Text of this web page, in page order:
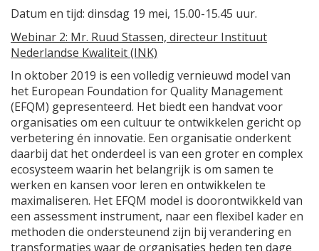
Datum en tijd: dinsdag 19 mei, 15.00-15.45 uur.
Webinar 2: Mr. Ruud Stassen, directeur Instituut
Nederlandse Kwaliteit (INK)
In oktober 2019 is een volledig vernieuwd model van
het European Foundation for Quality Management
(EFQM) gepresenteerd. Het biedt een handvat voor
organisaties om een cultuur te ontwikkelen gericht op
verbetering én innovatie. Een organisatie onderkent
daarbij dat het onderdeel is van een groter en complex
ecosysteem waarin het belangrijk is om samen te
werken en kansen voor leren en ontwikkelen te
maximaliseren. Het EFQM model is doorontwikkeld van
een assessment instrument, naar een flexibel kader en
methoden die ondersteunend zijn bij verandering en
transformaties waar de organisaties heden ten dage